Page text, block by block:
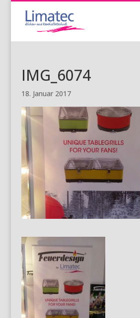
IMG_6074
18. Januar 2017